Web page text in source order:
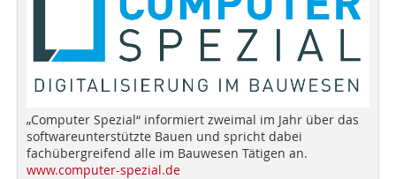
„Computer Spezial“ informiert zweimal im Jahr über das
softwareunterstützte Bauen und spricht dabei
fachübergreifend alle im Bauwesen Tätigen an.
www.computer-spezial.de